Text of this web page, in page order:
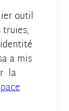
outil
a mis
la